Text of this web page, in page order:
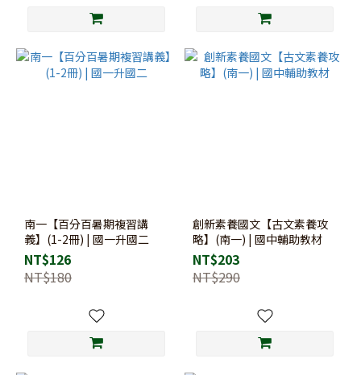
南一【百分百暑期複習講
義】(1-2冊) | 國一升國二
NT$126
NT$180
創新素養國文【古文素養攻
略】(南一) | 國中輔助教材
NT$203
NT$290